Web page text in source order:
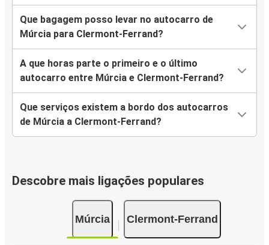
Que bagagem posso levar no autocarro de
Múrcia para Clermont-Ferrand?
A que horas parte o primeiro e o último
autocarro entre Múrcia e Clermont-Ferrand?
Que serviços existem a bordo dos autocarros
de Múrcia a Clermont-Ferrand?
Descobre mais ligações populares
Múrcia Clermont-Ferrand